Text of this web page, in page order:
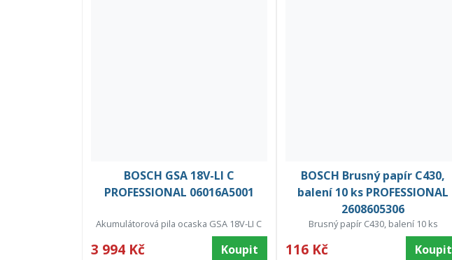
BOSCH GSA 18V-LI C
PROFESSIONAL 06016A5001
Akumulátorová pila ocaska GSA 18V-LI C
3 994 Kč Koupit
BOSCH Brusný papír C430,
balení 10 ks PROFESSIONAL
2608605306
Brusný papír C430, balení 10 ks
116 Kč Koupit